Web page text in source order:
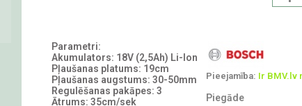
Parametri:
Akumulators: 18V (2,5Ah) Li-Ion
Pļaušanas platums: 19cm
Pļaušanas augstums: 30-50mm
Regulēšanas pakāpes: 3
Ātrums: 35cm/sek
Pieejamība: Ir BMV.lv
Piegāde